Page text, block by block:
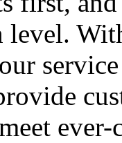
level.
ever-